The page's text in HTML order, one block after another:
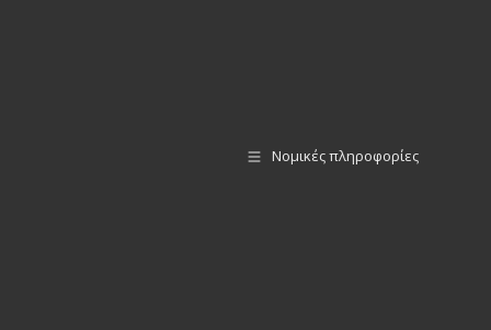
Νομικές πληροφορίες